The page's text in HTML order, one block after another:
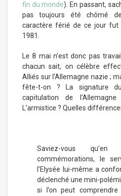
fin du monde). En passant,
pas toujours été chômé
caractère férié de ce jour
1981.
Le 8 mai n’est donc pas
chacun sait, on célèbre
Alliés sur l’Allemagne nazie ;
fête-t-on ? La signature
capitulation de
L’armistice ? Quelles
Saviez-vous
commémorations, le
l’Elysée lui-même a
déclenché une mini-
si l’on peut